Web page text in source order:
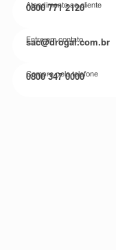
Atendimento ao cliente
0800 771 2120
Entre em contato
sac@drogal.com.br
Compre pelo telefone
0800 347 0000